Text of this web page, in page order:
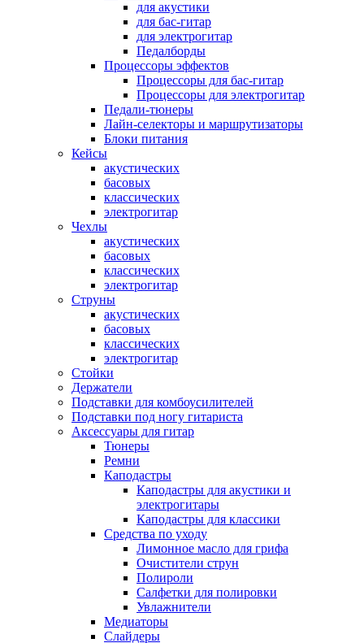
для акустики
для бас-гитар
для электрогитар
Педалборды
Процессоры эффектов
Процессоры для бас-гитар
Процессоры для электрогитар
Педали-тюнеры
Лайн-селекторы и маршрутизаторы
Блоки питания
Кейсы
акустических
басовых
классических
электрогитар
Чехлы
акустических
басовых
классических
электрогитар
Струны
акустических
басовых
классических
электрогитар
Стойки
Держатели
Подставки для комбоусилителей
Подставки под ногу гитариста
Аксессуары для гитар
Тюнеры
Ремни
Каподастры
Каподастры для акустики и
электрогитары
Каподастры для классики
Средства по уходу
Лимонное масло для грифа
Очистители струн
Полироли
Салфетки для полировки
Увлажнители
Медиаторы
Слайдеры